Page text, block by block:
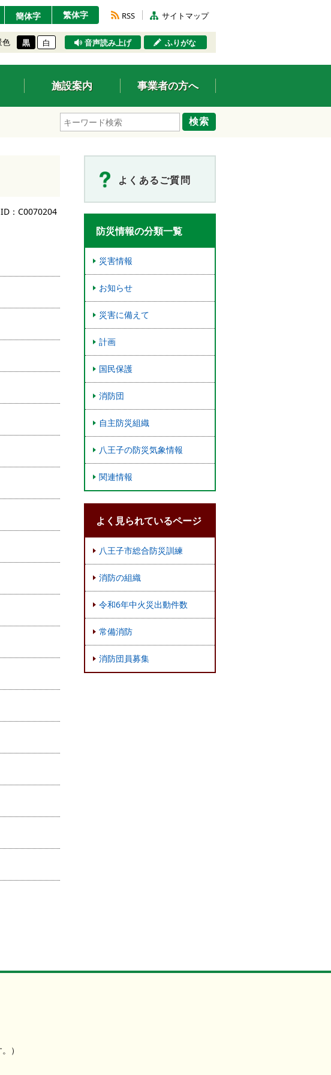
簡体字 繁体字 RSS サイトマップ
色 黒 白 音声読み上げ ふりがな
施設案内 事業者の方へ
検索
：C0070204
よくあるご質問
防災情報の分類一覧
災害情報
お知らせ
災害に備えて
計画
国民保護
消防団
自主防災組織
八王子の防災気象情報
関連情報
よく見られているページ
八王子市総合防災訓練
消防の組織
令和6年中火災出動件数
常備消防
消防団員募集
）